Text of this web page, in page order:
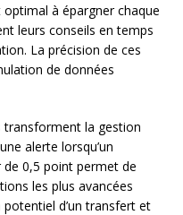
à épargner chaque
leurs conseils en temps
La précision de ces
de données
transforment la gestion
alerte lorsqu’un
0,5 point permet de
les plus avancées
d’un transfert et